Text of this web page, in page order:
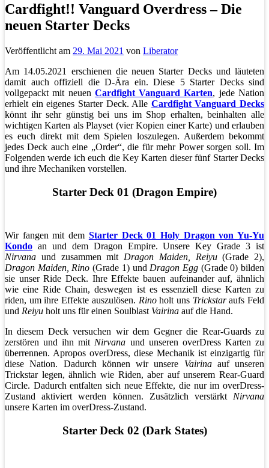
Cardfight!! Vanguard Overdress – Die
neuen Starter Decks
Veröffentlicht am 29. Mai 2021 von Liberator
Am 14.05.2021 erschienen die neuen Starter Decks und läuteten
damit auch offiziell die D-Ära ein. Diese 5 Starter Decks sind
vollgepackt mit neuen Cardfight Vanguard Karten, jede Nation
erhielt ein eigenes Starter Deck. Alle Cardfight Vanguard Decks
könnt ihr sehr günstig bei uns im Shop erhalten, beinhalten alle
wichtigen Karten als Playset (vier Kopien einer Karte) und erlauben
es euch direkt mit dem Spielen loszulegen. Außerdem bekommt
jedes Deck auch eine „Order“, die für mehr Power sorgen soll. Im
Folgenden werde ich euch die Key Karten dieser fünf Starter Decks
und ihre Mechaniken vorstellen.
Starter Deck 01 (Dragon Empire)
Wir fangen mit dem Starter Deck 01 Holy Dragon von Yu-Yu
Kondo an und dem Dragon Empire. Unsere Key Grade 3 ist
Nirvana und zusammen mit Dragon Maiden, Reiyu(Grade 2),
Dragon Maiden, Rino(Grade 1) und Dragon Egg (Grade 0) bilden
sie unser Ride Deck. Ihre Effekte bauen aufeinander auf, ähnlich
wie eine Ride Chain, deswegen ist es essenziell diese Karten zu
riden, um ihre Effekte auszulösen. Rinoholt uns Trickstaraufs Feld
und Reiyu holt uns für einen Soulblast Vairina auf die Hand.
In diesem Deck versuchen wir dem Gegner die Rear-Guards zu
zerstören und ihn mit Nirvana und unseren overDress Karten zu
überrennen. Apropos overDress, diese Mechanik ist einzigartig für
diese Nation. Dadurch können wir unsere Vairina auf unseren
Trickstar legen, ähnlich wie Riden, aber auf unserem Rear-Guard
Circle. Dadurch entfalten sich neue Effekte, die nur im overDress-
Zustand aktiviert werden können. Zusätzlich verstärkt Nirvana
unsere Karten im overDress-Zustand.
Starter Deck 02 (Dark States)